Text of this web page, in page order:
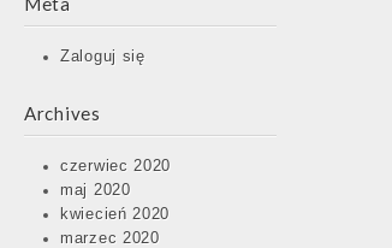
Zaloguj się
Archives
czerwiec 2020
maj 2020
kwiecień 2020
marzec 2020